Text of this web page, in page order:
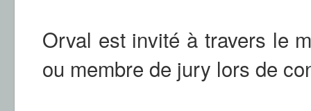
Orval est invité à travers le
ou membre de jury lors de